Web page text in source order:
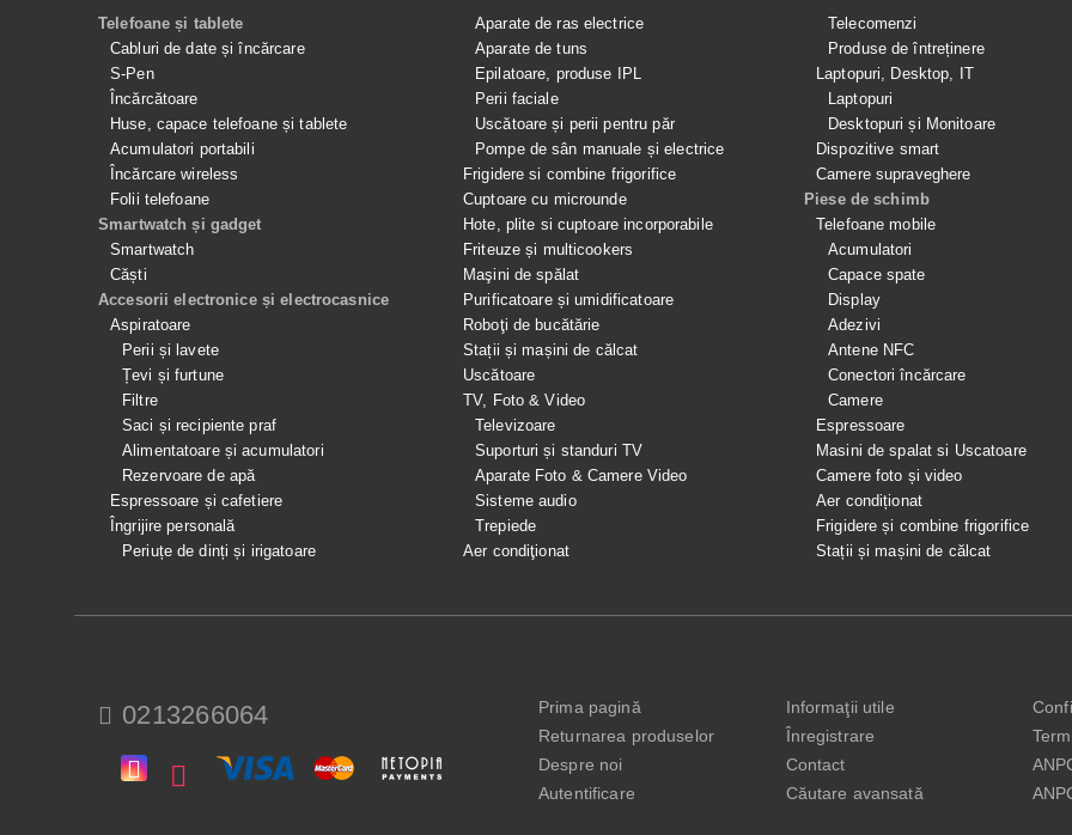
Telefoane și tablete
Cabluri de date și încărcare
S-Pen
Încărcătoare
Huse, capace telefoane și tablete
Acumulatori portabili
Încărcare wireless
Folii telefoane
Smartwatch și gadget
Smartwatch
Căști
Accesorii electronice și electrocasnice
Aspiratoare
Perii și lavete
Țevi și furtune
Filtre
Saci și recipiente praf
Alimentatoare și acumulatori
Rezervoare de apă
Espressoare și cafetiere
Îngrijire personală
Periuțe de dinți și irigatoare
Aparate de ras electrice
Aparate de tuns
Epilatoare, produse IPL
Perii faciale
Uscătoare și perii pentru păr
Pompe de sân manuale și electrice
Frigidere si combine frigorifice
Cuptoare cu microunde
Hote, plite si cuptoare incorporabile
Friteuze și multicookers
Maşini de spălat
Purificatoare și umidificatoare
Roboţi de bucătărie
Stații și mașini de călcat
Uscătoare
TV, Foto & Video
Televizoare
Suporturi și standuri TV
Aparate Foto & Camere Video
Sisteme audio
Trepiede
Aer condiţionat
Telecomenzi
Produse de întreținere
Laptopuri, Desktop, IT
Laptopuri
Desktopuri și Monitoare
Dispozitive smart
Camere supraveghere
Piese de schimb
Telefoane mobile
Acumulatori
Capace spate
Display
Adezivi
Antene NFC
Conectori încărcare
Camere
Espressoare
Masini de spalat si Uscatoare
Camere foto și video
Aer condiționat
Frigidere și combine frigorifice
Stații și mașini de călcat
0213266064
Prima pagină
Returnarea produselor
Despre noi
Autentificare
Informaţii utile
Înregistrare
Contact
Căutare avansată